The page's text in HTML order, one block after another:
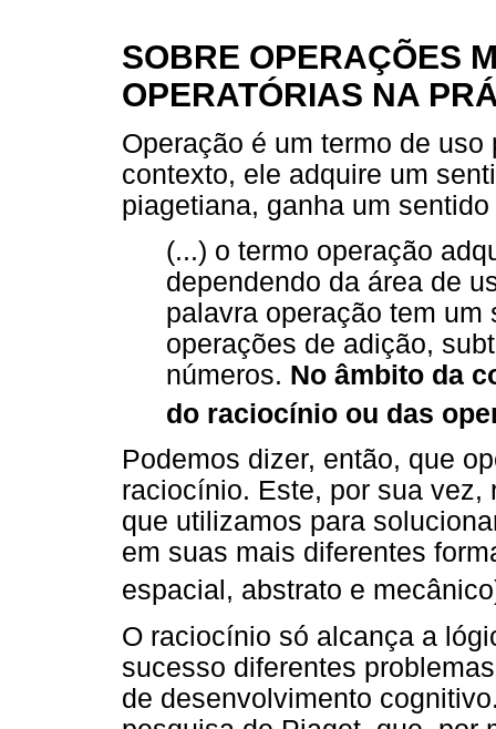
SOBRE OPERAÇÕES
OPERATÓRIAS NA
Operação é um termo de
contexto, ele adquire um
piagetiana, ganha um
(...) o termo operação
dependendo da área de
palavra operação tem
operações de adição,
números. No âmbito da
do raciocínio ou das
Podemos dizer, então, que
raciocínio. Este, por sua vez,
que utilizamos para
em suas mais diferentes
espacial, abstrato e
O raciocínio só alcança a
sucesso diferentes
de desenvolvimento